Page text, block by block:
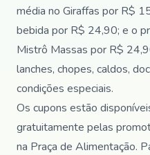
média no Giraffas por R$
bebida por R$ 24,90; e o
Mistrô Massas por R$
lanches, chopes, caldos,
condições especiais.
Os cupons estão
gratuitamente pelas
na Praça de Alimentação.